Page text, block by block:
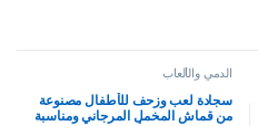
الدمي والألعاب
سجادة لعب وزحف للأطفال مصنوعة
من قماش المخمل المرجاني ومناسبة